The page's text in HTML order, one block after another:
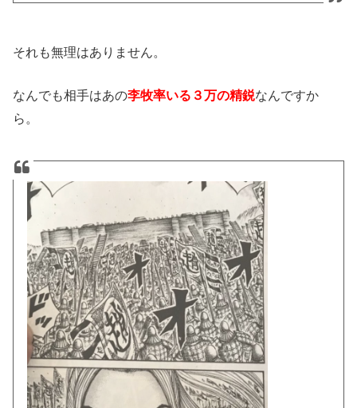
それも無理はありません。
なんでも相手はあの李牧率いる３万の精鋭なんですか
ら。